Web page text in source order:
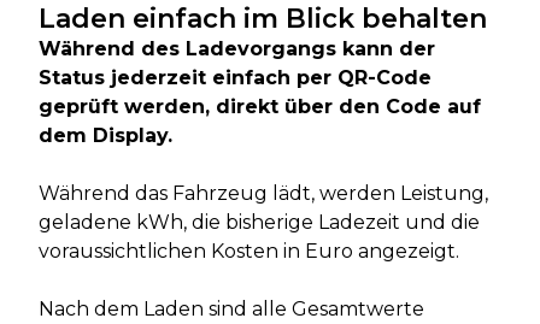
Laden einfach im Blick behalten
Während des Ladevorgangs kann der
Status jederzeit einfach per QR-Code
geprüft werden, direkt über den Code auf
dem Display.
Während das Fahrzeug lädt, werden Leistung,
geladene kWh, die bisherige Ladezeit und die
voraussichtlichen Kosten in Euro angezeigt.
Nach dem Laden sind alle Gesamtwerte